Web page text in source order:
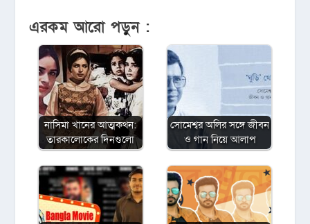
এরকম আরো পড়ুন :
নাসিমা খানের আত্মকথন:
তারকালোকের দিনগুলো
সোমেশ্বর অলির সঙ্গে জীবন
ও গান নিয়ে আলাপ